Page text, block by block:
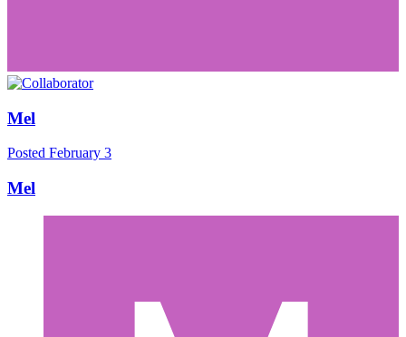
Mel
Posted February 3
Mel